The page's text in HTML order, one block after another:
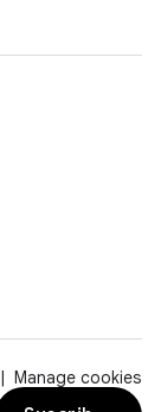
Manage cookies